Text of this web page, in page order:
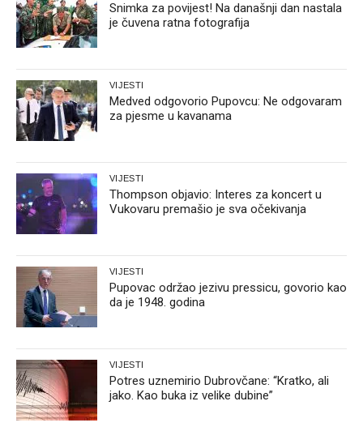
Snimka za povijest! Na današnji dan nastala
je čuvena ratna fotografija
VIJESTI
Medved odgovorio Pupovcu: Ne odgovaram
za pjesme u kavanama
VIJESTI
Thompson objavio: Interes za koncert u
Vukovaru premašio je sva očekivanja
VIJESTI
Pupovac održao jezivu pressicu, govorio kao
da je 1948. godina
VIJESTI
Potres uznemirio Dubrovčane: “Kratko, ali
jako. Kao buka iz velike dubine”